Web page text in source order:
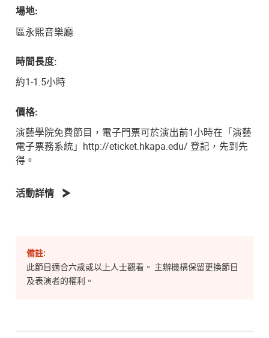
場地:
區永熙音樂廳
時間長度:
約1-1.5小時
價格:
演藝學院免費節目，電子門票可於演出前1小時在「演藝
電子票務系統」http://eticket.hkapa.edu/ 登記，先到先
得。
活動詳情
備註:
此節目適合六歲或以上人士觀看。 主辦機構保留更換節目
及表演者的權利。